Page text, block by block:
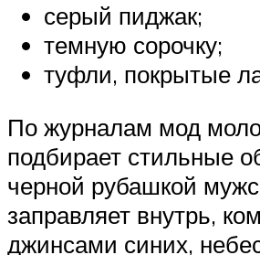
серый пиджак;
темную сорочку;
туфли, покрытые
По журналам мод
подбирает стильные
черной рубашкой
заправляет внутрь,
джинсами синих,